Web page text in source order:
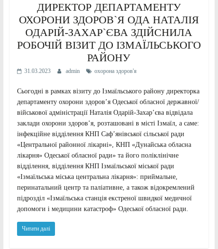
ДИРЕКТОР ДЕПАРТАМЕНТУ
ОХОРОНИ ЗДОРОВ`Я ОДА НАТАЛІЯ
ОДАРІЙ-ЗАХАР`ЄВА ЗДІЙСНИЛА
РОБОЧІЙ ВІЗИТ ДО ІЗМАЇЛЬСЬКОГО
РАЙОНУ
31.03.2023 admin охорона здоров'я
Сьогодні в рамках візиту до Ізмаїльського району директорка
департаменту охорони здоровʼя Одеської обласної державної/
військової адміністрації Наталія Одарій-Захар’єва відвідала
заклади охорони здоровʼя, розташовані в місті Ізмаїл, а саме:
інфекційне відділення КНП Сафʼянівської сільської ради
«Центральної районної лікарні», КНП «Дунайська обласна
лікарня» Одеської обласної ради» та його поліклінічне
відділення, відділення КНП Ізмаїльської міської ради
«Ізмаїльська міська центральна лікарня»: приймальне,
перинатальний центр та паліативне, а також відокремлений
підрозділ «Ізмаїльська станція екстреної швидкої медичної
допомоги і медицини катастроф» Одеської обласної ради.
Читати далі